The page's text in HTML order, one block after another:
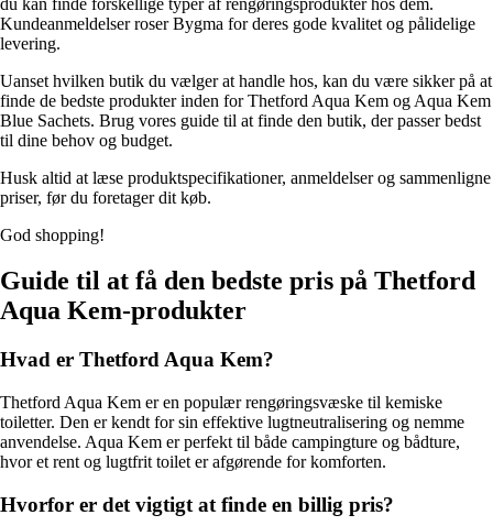
Kundeanmeldelser roser Bygma for deres gode kvalitet og pålidelige
levering.
Uanset hvilken butik du vælger at handle hos, kan du være sikker på at
finde de bedste produkter inden for Thetford Aqua Kem og Aqua Kem
Blue Sachets. Brug vores guide til at finde den butik, der passer bedst
til dine behov og budget.
Husk altid at læse produktspecifikationer, anmeldelser og sammenligne
priser, før du foretager dit køb.
God shopping!
Guide til at få den bedste pris på Thetford
Aqua Kem-produkter
Hvad er Thetford Aqua Kem?
Thetford Aqua Kem er en populær rengøringsvæske til kemiske
toiletter. Den er kendt for sin effektive lugtneutralisering og nemme
anvendelse. Aqua Kem er perfekt til både campingture og bådture,
hvor et rent og lugtfrit toilet er afgørende for komforten.
Hvorfor er det vigtigt at finde en billig pris?